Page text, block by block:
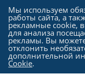
Каталог -
Материнские платы
Мы используем
работы сайта, а
рекламные cookie,
для анализа
рекламы. Вы
отклонить
дополнительной
Cookie.